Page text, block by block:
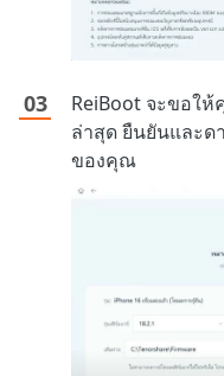
ReiBoot จะขอใ
ล่าสุด ยืนยันและ
ของคุณ